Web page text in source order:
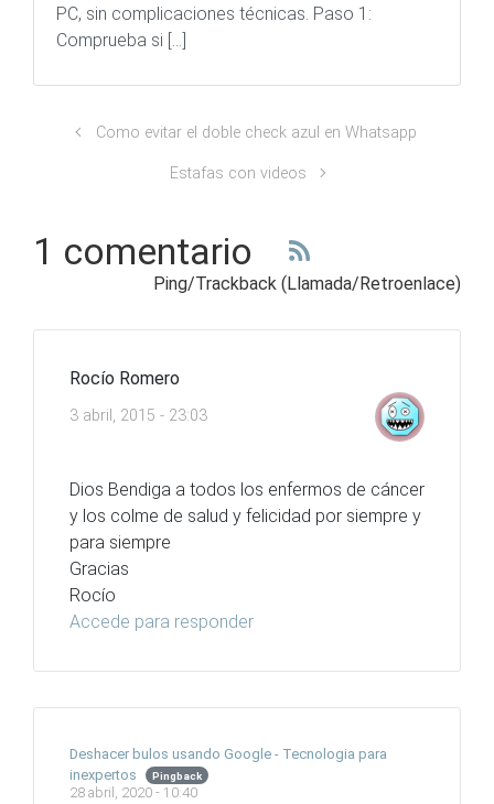
PC, sin complicaciones técnicas. Paso 1:
Comprueba si […]
Como evitar el doble check azul en Whatsapp
Estafas con videos
1 comentario
Ping/Trackback (Llamada/Retroenlace)
Rocío Romero
3 abril, 2015 - 23:03
Dios Bendiga a todos los enfermos de cáncer
y los colme de salud y felicidad por siempre y
para siempre
Gracias
Rocío
Accede para responder
Deshacer bulos usando Google - Tecnologia para
inexpertos
Pingback
28 abril, 2020 - 10:40